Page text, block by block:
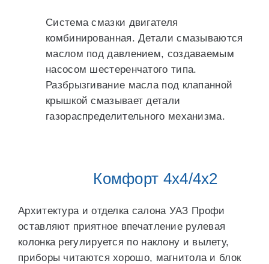
Система смазки двигателя
комбинированная. Детали смазываются
маслом под давлением, создаваемым
насосом шестеренчатого типа.
Разбрызгивание масла под клапанной
крышкой смазывает детали
газораспределительного механизма.
Комфорт 4х4/4х2
Архитектура и отделка салона УАЗ Профи
оставляют приятное впечатление рулевая
колонка регулируется по наклону и вылету,
приборы читаются хорошо, магнитола и блок